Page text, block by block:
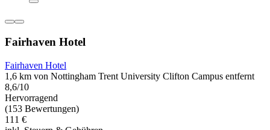
Fairhaven Hotel
Fairhaven Hotel
1,6 km von Nottingham Trent University Clifton Campus entfernt
8,6/10
Hervorragend
(153 Bewertungen)
111 €